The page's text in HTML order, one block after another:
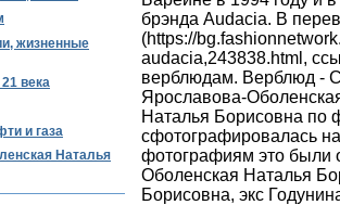
брэнда Аudacia. В
(https://
audacia,243838.html,
верблюдам. Верблюд -
Ярославова-
Наталья Борисовна по
сфотографировалась
фотографиям это были
Оболенская Наталья
Борисовна, экс
жизненные
века
и газа
Наталья